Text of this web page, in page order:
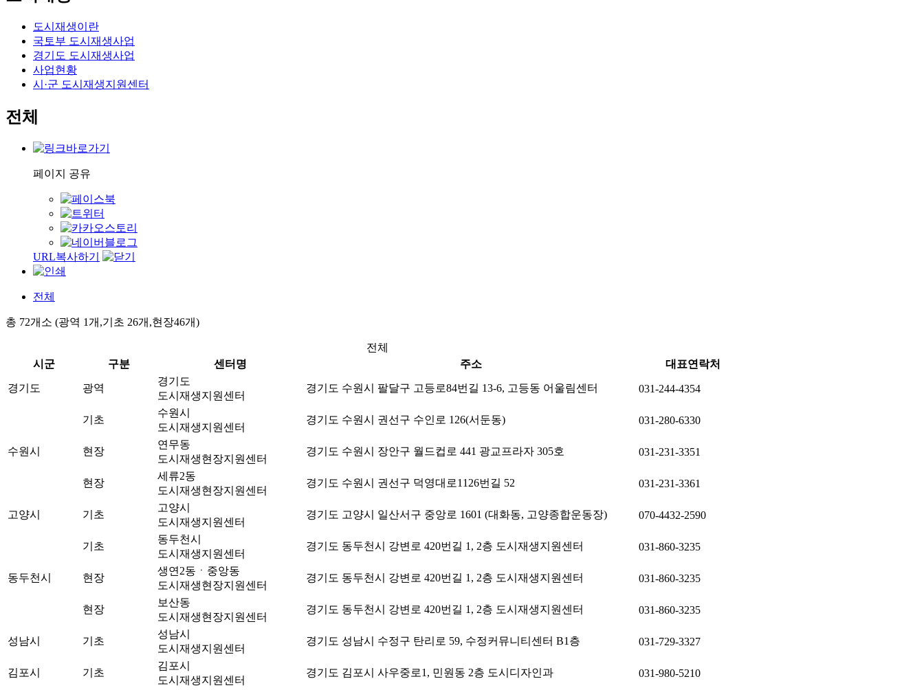
도시재생이란
국토부 도시재생사업
경기도 도시재생사업
사업현황
시·군 도시재생지원센터
전체
페이지 공유
URL복사하기
전체
총 72개소 (광역 1개,기초 26개,현장46개)
전체
시군
구분 센터명 주소 대표연락처
경기도 광역
경기도
도시재생지원센터
경기도 수원시 팔달구 고등로84번길 13-6, 고등동 어울림센터 031-244-4354
수원시
기초
수원시
도시재생지원센터
경기도 수원시 권선구 수인로 126(서둔동) 031-280-6330
현장
연무동
도시재생현장지원센터
경기도 수원시 장안구 월드컵로 441 광교프라자 305호 031-231-3351
현장
세류2동
도시재생현장지원센터
경기도 수원시 권선구 덕영대로1126번길 52 031-231-3361
고양시 기초
고양시
도시재생지원센터
경기도 고양시 일산서구 중앙로 1601 (대화동, 고양종합운동장) 070-4432-2590
동두천시
기초
동두천시
도시재생지원센터
경기도 동두천시 강변로 420번길 1, 2층 도시재생지원센터 031-860-3235
현장
생연2동ㆍ중앙동
도시재생현장지원센터
경기도 동두천시 강변로 420번길 1, 2층 도시재생지원센터 031-860-3235
현장
보산동
도시재생현장지원센터
경기도 동두천시 강변로 420번길 1, 2층 도시재생지원센터 031-860-3235
성남시 기초
성남시
도시재생지원센터
경기도 성남시 수정구 탄리로 59, 수정커뮤니티센터 B1층 031-729-3327
김포시 기초
김포시
도시재생지원센터
경기도 김포시 사우중로1, 민원동 2층 도시디자인과 031-980-5210